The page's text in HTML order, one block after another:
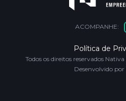
ACOMPANHE:
Política de
Todos os direitos reservados
Desenvolvido